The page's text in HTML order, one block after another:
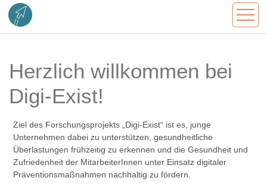
Herzlich willkommen bei
Digi-Exist!
Ziel des Forschungsprojekts „Digi-Exist“ ist es, junge
Unternehmen dabei zu unterstützen, gesundheitliche
Überlastungen frühzeitig zu erkennen und die Gesundheit und
Zufriedenheit der MitarbeiterInnen unter Einsatz digitaler
Präventionsmaßnahmen nachhaltig zu fördern.